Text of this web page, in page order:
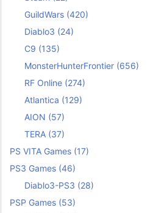
GuildWars (420)
Diablo3 (24)
C9 (135)
MonsterHunterFrontier (656)
RF Online (274)
Atlantica (129)
AION (57)
TERA (37)
PS VITA Games (17)
PS3 Games (46)
Diablo3-PS3 (28)
PSP Games (53)